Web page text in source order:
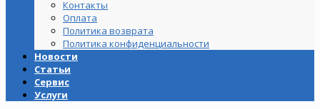
Контакты
Оплата
Политика возврата
Политика конфиденциальности
Новости
Статьи
Сервис
Услуги